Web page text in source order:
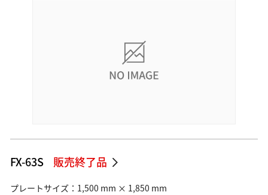
FX-63S 販売終了品
プレートサイズ：1,500 mm × 1,850 mm